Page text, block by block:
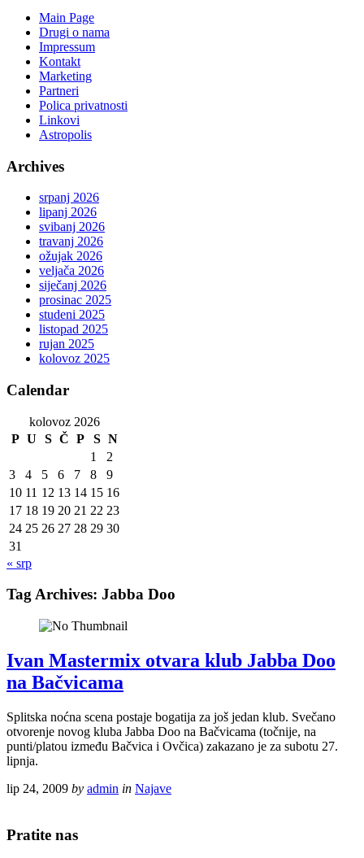
Main Page
Drugi o nama
Impressum
Kontakt
Marketing
Partneri
Polica privatnosti
Linkovi
Astropolis
Archives
srpanj 2026
lipanj 2026
svibanj 2026
travanj 2026
ožujak 2026
veljača 2026
siječanj 2026
prosinac 2025
studeni 2025
listopad 2025
rujan 2025
kolovoz 2025
Calendar
kolovoz 2026
P U S Č P S N
1
2
3
4 5 6 7 8
9
10 11 12 13 14 15 16
17 18 19 20 21 22 23
24 25 26 27 28 29 30
31
« srp
Tag Archives: Jabba Doo
Ivan Mastermix otvara klub Jabba Doo
na Bačvicama
Splitska noćna scena postaje bogatija za još jedan klub. Svečano
otvorenje novog kluba Jabba Doo na Bačvicama (točnije, na
punti/platou između Bačvica i Ovčica) zakazano je za subotu 27.
lipnja.
lip 24, 2009 by admin in Najave
Pratite nas